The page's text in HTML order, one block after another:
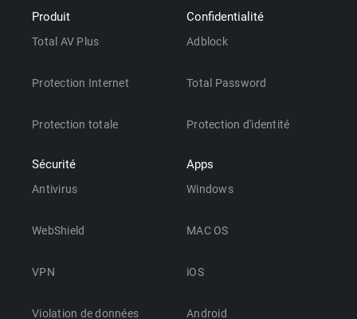
Produit
Total AV Plus
Protection Internet
Protection totale
Sécurité
Antivirus
WebShield
VPN
Violation de données
Confidentialité
Adblock
Total Password
Protection d'identité
Apps
Windows
MAC OS
iOS
Android